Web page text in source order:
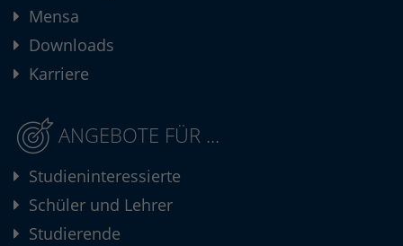
Mensa
Downloads
Karriere
ANGEBOTE FÜR ...
Studieninteressierte
Schüler und Lehrer
Studierende